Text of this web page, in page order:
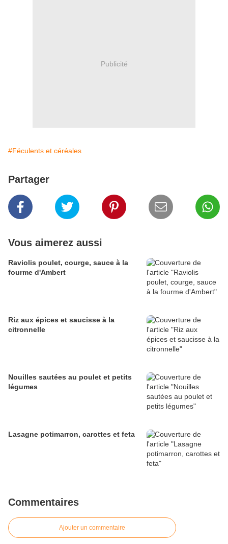
Publicité
#Féculents et céréales
Partager
Vous aimerez aussi
Raviolis poulet, courge, sauce à la
fourme d'Ambert
Riz aux épices et saucisse à la
citronnelle
Nouilles sautées au poulet et petits
légumes
Lasagne potimarron, carottes et feta
Commentaires
Ajouter un commentaire